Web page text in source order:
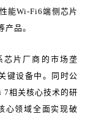
能Wi-Fi6端侧芯片
品。
芯片厂商的市场垄
键设备中。同时公
7相关核心技术的研
心领域全面实现破